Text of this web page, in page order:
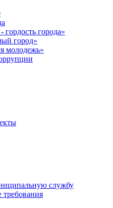
гордость города»
город»
молодежь»
службу